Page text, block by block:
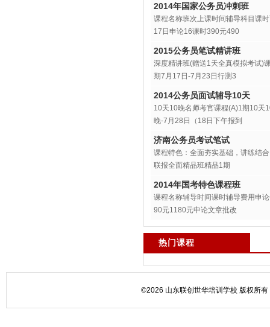
2014年国家公务员冲刺班
课程名称班次上课时间辅导科目课
17日申论16课时390元490
2015公务员笔试精讲班
深度精讲班(赠送1天全真模拟考试)
期7月17日-7月23日行测3
2014公务员面试辅导10天
10天10晚名师考官课程(A)1期10天
晚-7月28日（18日下午报到
济南公务员考试笔试
课程特色：全面夯实基础，讲练结
联报全面精品班精品1期
2014年国考特色课程班
课程名称辅导时间课时辅导费用申
90元1180元申论文章批改
热门课程
©2026 山东联创世华培训学校 版权所